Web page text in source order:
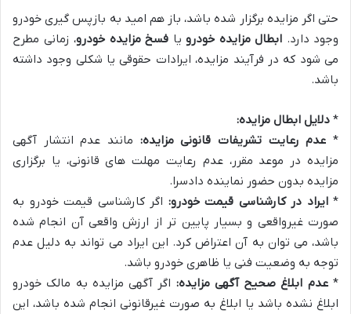
حتی اگر مزایده برگزار شده باشد، باز هم امید به بازپس گیری خودرو
وجود دارد. ابطال مزایده خودرو یا فسخ مزایده خودرو، زمانی مطرح
می شود که در فرآیند مزایده، ایرادات حقوقی یا شکلی وجود داشته
باشد.
* دلایل ابطال مزایده:
* عدم رعایت تشریفات قانونی مزایده: مانند عدم انتشار آگهی
مزایده در موعد مقرر، عدم رعایت مهلت های قانونی، یا برگزاری
مزایده بدون حضور نماینده دادسرا.
*ایراد در کارشناسی قیمت خودرو: اگر کارشناسی قیمت خودرو به
صورت غیرواقعی و بسیار پایین تر از ارزش واقعی آن انجام شده
باشد، می توان به آن اعتراض کرد. این ایراد می تواند به دلیل عدم
توجه به وضعیت فنی یا ظاهری خودرو باشد.
*عدم ابلاغ صحیح آگهی مزایده: اگر آگهی مزایده به مالک خودرو
ابلاغ نشده باشد یا ابلاغ به صورت غیرقانونی انجام شده باشد، این